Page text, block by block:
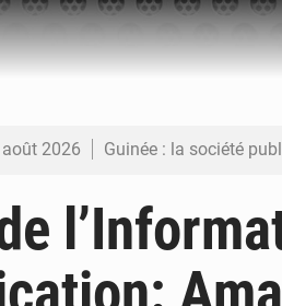
2026 Guinée : la société publique
août 2026 Guinée : 23 personnes interpellées
2026 Guinée : Amara Camara prend la